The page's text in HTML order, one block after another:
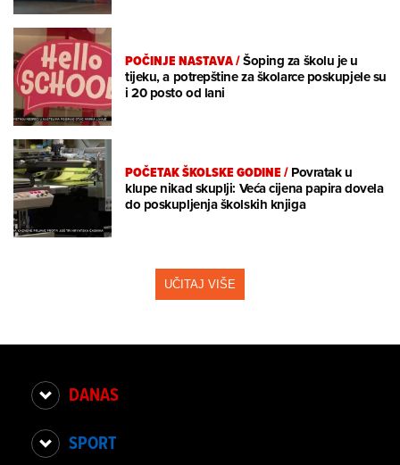
POČINJE NASTAVA/Šoping za školu je u
tijeku, a potrepštine za školarce poskupjele su
i 20 posto od lani
POČETAK ŠKOLSKE GODINE/Povratak u
klupe nikad skuplji: Veća cijena papira dovela
do poskupljenja školskih knjiga
UČITAJ VIŠE
DANAS
SPORT